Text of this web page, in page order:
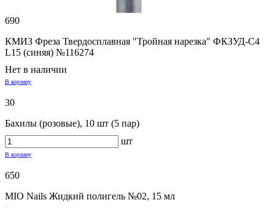
690
КМИЗ Фреза Твердосплавная "Тройная нарезка" ФКЗУД-C4
L15 (синяя) №116274
Нет в наличии
В корзину
30
Бахилы (розовые), 10 шт (5 пар)
шт
В корзину
650
MIO Nails Жидкий полигель №02, 15 мл